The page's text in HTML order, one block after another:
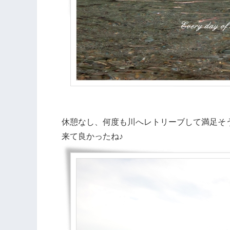
休憩なし、何度も川へレトリーブして満足そ
来て良かったね♪